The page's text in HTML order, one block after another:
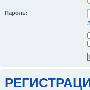
Пароль: